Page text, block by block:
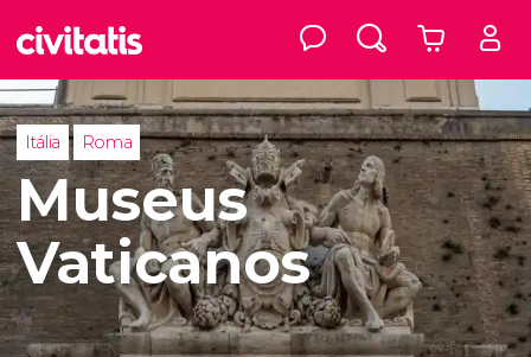
Itália Roma
Museus
Vaticanos